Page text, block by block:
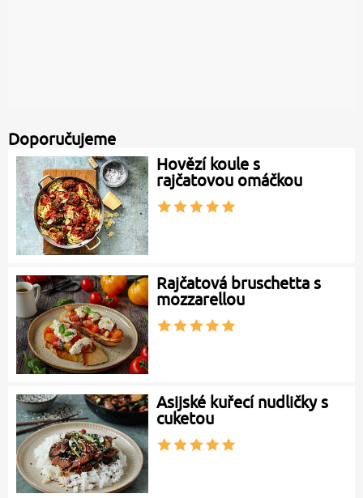
Doporučujeme
Hovězí koule s
rajčatovou omáčkou
Rajčatová bruschetta s
mozzarellou
Asijské kuřecí nudličky s
cuketou